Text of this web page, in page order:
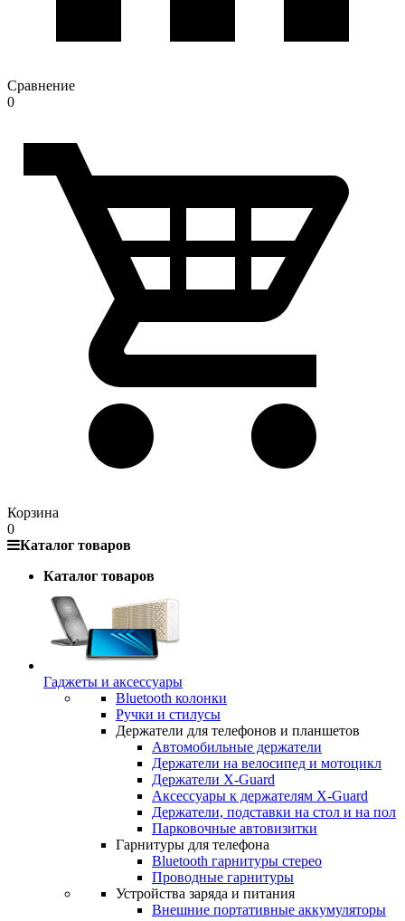
Сравнение
0
Корзина
0
Каталог товаров
Каталог товаров
Гаджеты и аксессуары
Bluetooth колонки
Ручки и стилусы
Держатели для телефонов и планшетов
Автомобильные держатели
Держатели на велосипед и мотоцикл
Держатели X-Guard
Аксессуары к держателям X-Guard
Держатели, подставки на стол и на пол
Парковочные автовизитки
Гарнитуры для телефона
Bluetooth гарнитуры стерео
Проводные гарнитуры
Устройства заряда и питания
Внешние портативные аккумуляторы